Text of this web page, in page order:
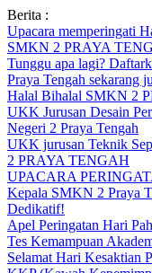
Skip
to
content
Berita :
Upacara memperingati
SMKN 2 PRAYA
Tunggu apa lagi?
Praya Tengah sekarang
Halal Bihalal SMKN 2
UKK Jurusan Desain
Negeri 2 Praya Tengah
UKK jurusan Teknik
2 PRAYA TENGAH
UPACARA
Kepala SMKN 2 Praya
Dedikatif!
Apel Peringatan Hari
Tes Kemampuan
Selamat Hari Kesaktian